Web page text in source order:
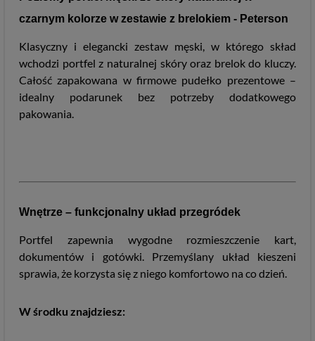
czarnym kolorze w zestawie z brelokiem - Peterson
Klasyczny i elegancki zestaw męski, w którego skład
wchodzi portfel z naturalnej skóry oraz brelok do kluczy.
Całość zapakowana w firmowe pudełko prezentowe –
idealny podarunek bez potrzeby dodatkowego
pakowania.
Wnętrze – funkcjonalny układ przegródek
Portfel zapewnia wygodne rozmieszczenie kart,
dokumentów i gotówki. Przemyślany układ kieszeni
sprawia, że korzysta się z niego komfortowo na co dzień.
W środku znajdziesz: